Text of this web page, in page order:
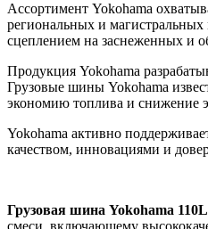
Ассортимент Yokohama
региональных и
сцеплением на заснеженных и
Продукция Yokohama
Грузовые шины Yokohama
экономию топлива и снижение
Yokohama активно
качеством, инновациями и
Грузовая шина Yokohama 110L